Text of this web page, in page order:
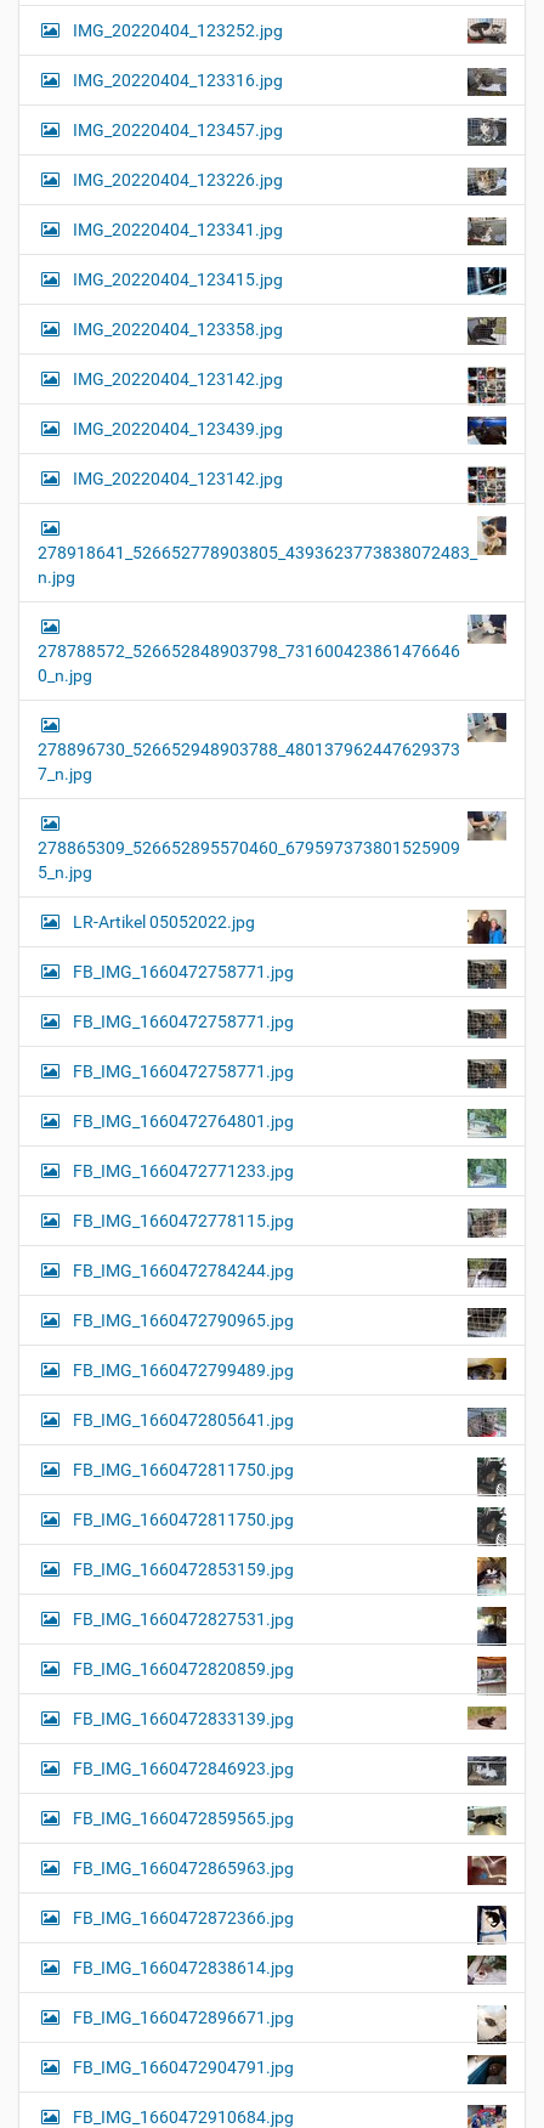
l
e
…
t
i
o
n
IMG_20220404_123252.jpg
IMG_20220404_123316.jpg
IMG_20220404_123457.jpg
IMG_20220404_123226.jpg
IMG_20220404_123341.jpg
IMG_20220404_123415.jpg
IMG_20220404_123358.jpg
IMG_20220404_123142.jpg
IMG_20220404_123439.jpg
IMG_20220404_123142.jpg
278918641_526652778903805_4393623773838072483_
n.jpg
278788572_526652848903798_731600423861476646
0_n.jpg
278896730_526652948903788_480137962447629373
7_n.jpg
278865309_526652895570460_679597373801525909
5_n.jpg
LR-Artikel 05052022.jpg
FB_IMG_1660472758771.jpg
FB_IMG_1660472758771.jpg
FB_IMG_1660472758771.jpg
FB_IMG_1660472764801.jpg
FB_IMG_1660472771233.jpg
FB_IMG_1660472778115.jpg
FB_IMG_1660472784244.jpg
FB_IMG_1660472790965.jpg
FB_IMG_1660472799489.jpg
FB_IMG_1660472805641.jpg
FB_IMG_1660472811750.jpg
FB_IMG_1660472811750.jpg
FB_IMG_1660472853159.jpg
FB_IMG_1660472827531.jpg
FB_IMG_1660472820859.jpg
FB_IMG_1660472833139.jpg
FB_IMG_1660472846923.jpg
FB_IMG_1660472859565.jpg
FB_IMG_1660472865963.jpg
FB_IMG_1660472872366.jpg
FB_IMG_1660472838614.jpg
FB_IMG_1660472896671.jpg
FB_IMG_1660472904791.jpg
FB_IMG_1660472910684.jpg